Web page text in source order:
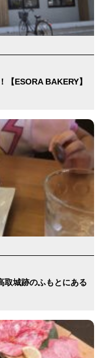
ESORA BAKERY】
取城跡のふもとにある